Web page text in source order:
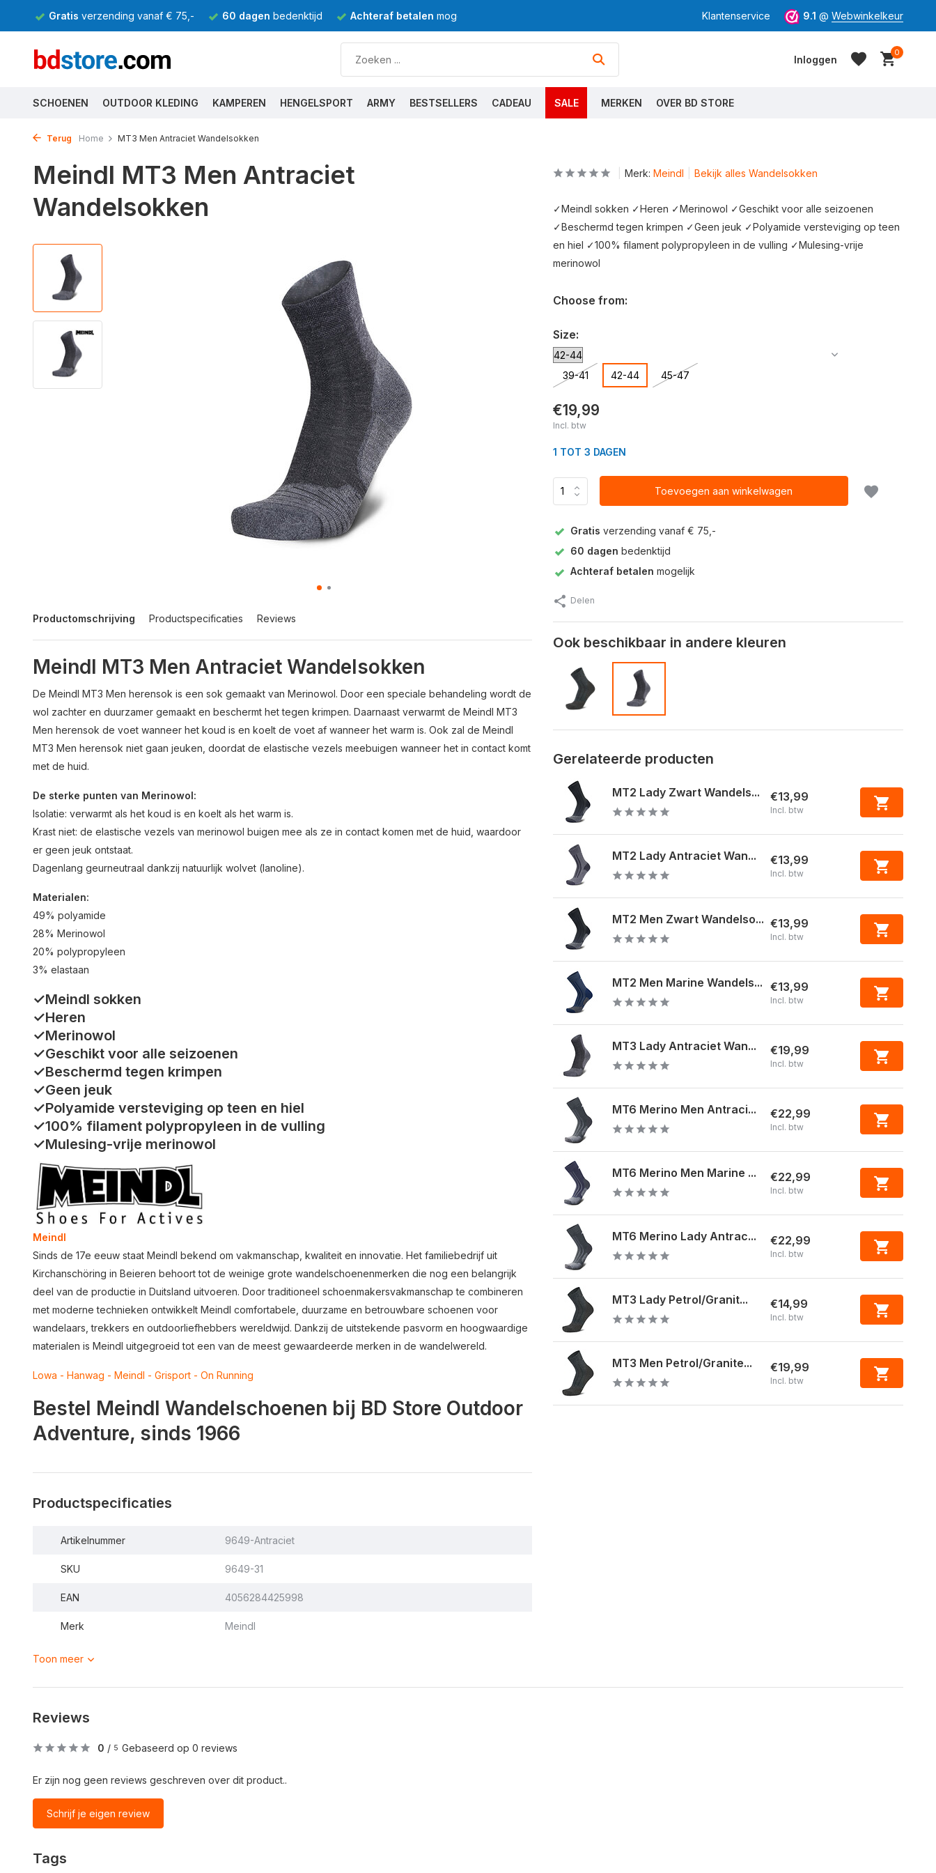
Gratis verzending vanaf € 75,- 60 dagen bedenktijd Achteraf betalen mogelijk Klantenservice 9.1 @ Webwinkelkeur
Inloggen
0
SCHOENEN OUTDOOR KLEDING KAMPEREN HENGELSPORT ARMY BESTSELLERS CADEAU SALE MERKEN OVER BD STORE
Terug Home MT3 Men Antraciet Wandelsokken
Meindl MT3 Men Antraciet
Wandelsokken
Productomschrijving Productspecificaties Reviews
Meindl MT3 Men Antraciet Wandelsokken
De Meindl MT3 Men herensok is een sok gemaakt van Merinowol. Door een speciale behandeling wordt de
wol zachter en duurzamer gemaakt en beschermt het tegen krimpen. Daarnaast verwarmt de Meindl MT3
Men herensok de voet wanneer het koud is en koelt de voet af wanneer het warm is. Ook zal de Meindl
MT3 Men herensok niet gaan jeuken, doordat de elastische vezels meebuigen wanneer het in contact komt
met de huid.
De sterke punten van Merinowol:
Isolatie: verwarmt als het koud is en koelt als het warm is.
Krast niet: de elastische vezels van merinowol buigen mee als ze in contact komen met de huid, waardoor
er geen jeuk ontstaat.
Dagenlang geurneutraal dankzij natuurlijk wolvet (lanoline).
Materialen:
49% polyamide
28% Merinowol
20% polypropyleen
3% elastaan
✓Meindl sokken
✓Heren
✓Merinowol
✓Geschikt voor alle seizoenen
✓Beschermd tegen krimpen
✓Geen jeuk
✓Polyamide versteviging op teen en hiel
✓100% filament polypropyleen in de vulling
✓Mulesing-vrije merinowol
Meindl
Sinds de 17e eeuw staat Meindl bekend om vakmanschap, kwaliteit en innovatie. Het familiebedrijf uit
Kirchanschöring in Beieren behoort tot de weinige grote wandelschoenenmerken die nog een belangrijk
deel van de productie in Duitsland uitvoeren. Door traditioneel schoenmakersvakmanschap te combineren
met moderne technieken ontwikkelt Meindl comfortabele, duurzame en betrouwbare schoenen voor
wandelaars, trekkers en outdoorliefhebbers wereldwijd. Dankzij de uitstekende pasvorm en hoogwaardige
materialen is Meindl uitgegroeid tot een van de meest gewaardeerde merken in de wandelwereld.
Lowa - Hanwag - Meindl - Grisport - On Running
Bestel Meindl Wandelschoenen bij BD Store Outdoor
Adventure, sinds 1966
Productspecificaties
Artikelnummer 9649-Antraciet
SKU 9649-31
EAN 4056284425998
Merk Meindl
Toon meer
Merk: Meindl Bekijk alles Wandelsokken
✓Meindl sokken ✓Heren ✓Merinowol ✓Geschikt voor alle seizoenen
✓Beschermd tegen krimpen ✓Geen jeuk ✓Polyamide versteviging op teen
en hiel ✓100% filament polypropyleen in de vulling ✓Mulesing-vrije
merinowol
Choose from:
Size:
39-41 42-44 45-47
€19,99
Incl. btw
1 TOT 3 DAGEN
Toevoegen aan winkelwagen
Gratis verzending vanaf € 75,-
60 dagen bedenktijd
Achteraf betalen mogelijk
Delen
Ook beschikbaar in andere kleuren
Gerelateerde producten
MT2 Lady Zwart Wandels... €13,99
Incl. btw
MT2 Lady Antraciet Wan... €13,99
Incl. btw
MT2 Men Zwart Wandelso... €13,99
Incl. btw
MT2 Men Marine Wandels... €13,99
Incl. btw
MT3 Lady Antraciet Wan... €19,99
Incl. btw
MT6 Merino Men Antraci... €22,99
Incl. btw
MT6 Merino Men Marine ... €22,99
Incl. btw
MT6 Merino Lady Antrac... €22,99
Incl. btw
MT3 Lady Petrol/Granit... €14,99
Incl. btw
MT3 Men Petrol/Granite... €19,99
Incl. btw
Reviews
0 / 5 Gebaseerd op 0 reviews
Er zijn nog geen reviews geschreven over dit product..
Schrijf je eigen review
Tags